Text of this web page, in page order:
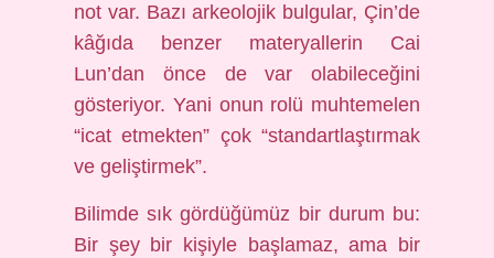
not var. Bazı arkeolojik bulgular, Çin’de
kâğıda benzer materyallerin Cai
Lun’dan önce de var olabileceğini
gösteriyor. Yani onun rolü muhtemelen
“icat etmekten” çok “standartlaştırmak
ve geliştirmek”.
Bilimde sık gördüğümüz bir durum bu:
Bir şey bir kişiyle başlamaz, ama bir